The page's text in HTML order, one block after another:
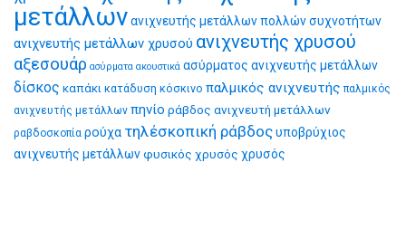
μετάλλωνανιχνευτής μετάλλων πολλών συχνοτήτων
ανιχνευτής μετάλλων χρυσού ανιχνευτής χρυσού
αξεσουάρ ασύρματα ακουστικά ασύρματος ανιχνευτής μετάλλων
δίσκος καπάκι κατάδυση κόσκινο παλμικός ανιχνευτής παλμικός
ανιχνευτής μετάλλων πηνίο ράβδος ανιχνευτή μετάλλων
ραβδοσκοπία ρούχα τηλέσκοπική ράβδοςυποβρύχιος
ανιχνευτής μετάλλωνφυσικός χρυσός χρυσός